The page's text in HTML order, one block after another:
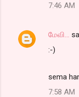
7:46 AM
மேவி...
:-)
sema
7:58 AM